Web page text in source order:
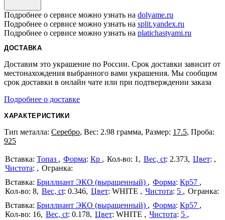
Подробнее о сервисе можно узнать на dolyame.ru
Подробнее о сервисе можно узнать на split.yandex.ru
Подробнее о сервисе можно узнать на platichastyami.ru
ДОСТАВКА
Доставим это украшение по России. Срок доставки зависит от
местонахождения выбранного вами украшения. Мы сообщим
срок доставки в онлайн чате или при подтверждении заказа
Подробнее о доставке
ХАРАКТЕРИСТИКИ
Тип металла: Серебро, Вес: 2.98 грамма, Размер: 17.5, Проба:
925
Топаз Форма: Кр 1 Вес, ct: 2.373 Цвет:
Чистота:
Бриллиант ЭКО (выращенный)
Форма: Кр57
8 Вес, ct: 0.346 Цвет: WHITE Чистота: 5
Бриллиант ЭКО (выращенный)
Форма: Кр57
16 Вес, ct: 0.178 Цвет: WHITE Чистота: 5